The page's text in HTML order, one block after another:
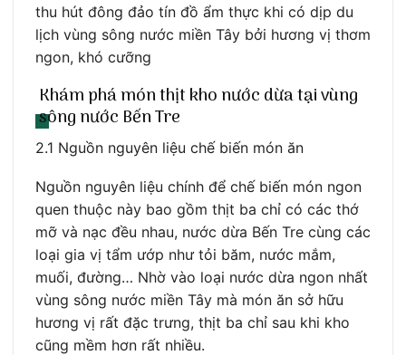
thu hút đông đảo tín đồ ẩm thực khi có dịp du
lịch vùng sông nước miền Tây bởi hương vị thơm
ngon, khó cưỡng
Khám phá món thịt kho nước dừa tại vùng
sông nước Bến Tre
2.1 Nguồn nguyên liệu chế biến món ăn
Nguồn nguyên liệu chính để chế biến món ngon
quen thuộc này bao gồm thịt ba chỉ có các thớ
mỡ và nạc đều nhau, nước dừa Bến Tre cùng các
loại gia vị tẩm ướp như tỏi băm, nước mắm,
muối, đường… Nhờ vào loại nước dừa ngon nhất
vùng sông nước miền Tây mà món ăn sở hữu
hương vị rất đặc trưng, thịt ba chỉ sau khi kho
cũng mềm hơn rất nhiều.